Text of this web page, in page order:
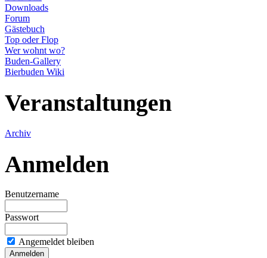
Downloads
Forum
Gästebuch
Top oder Flop
Wer wohnt wo?
Buden-Gallery
Bierbuden Wiki
Veranstaltungen
Archiv
Anmelden
Benutzername
Passwort
Angemeldet bleiben